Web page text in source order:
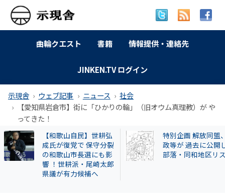
曲輪クエスト 書籍 情報提供・連絡先
JINKEN.TV ログイン
示現舎 ウェブ記事 ニュース
社会
【愛知県岩倉市】街に「ひかりの輪」（旧オウム真理教）が や
ってきた！
【和歌山自民】世耕弘
成氏が復党で 保守分裂
の和歌山市長選にも影
響 ！世耕派・尾崎太郎
県議が有力候補へ
特別企画 解放同盟
政等が 過去に公開
部落・同和地区リス